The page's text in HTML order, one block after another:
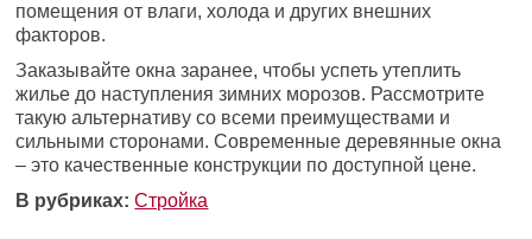
помещения от влаги, холода и других внешних
факторов.
Заказывайте окна заранее, чтобы успеть утеплить
жилье до наступления зимних морозов. Рассмотрите
такую альтернативу со всеми преимуществами и
сильными сторонами. Современные деревянные окна
– это качественные конструкции по доступной цене.
В рубриках: Стройка